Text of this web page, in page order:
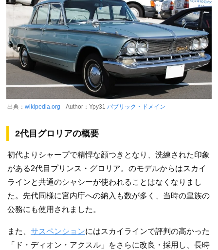
出典： wikipedia.org Author：Ypy31 パブリック・ドメイン
2代目グロリアの概要
初代よりシャープで精悍な顔つきとなり、洗練された印象
がある2代目プリンス・グロリア。のモデルからはスカイ
ラインと共通のシャシーが使われることはなくなりまし
た。先代同様に宮内庁への納入も数が多く、当時の皇族の
公務にも使用されました。
また、 サスペンションにはスカイラインで評判の高かった
「ド・ディオン・アクスル」をさらに改良・採用し、長時